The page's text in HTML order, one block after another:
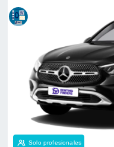
Solo profesionales